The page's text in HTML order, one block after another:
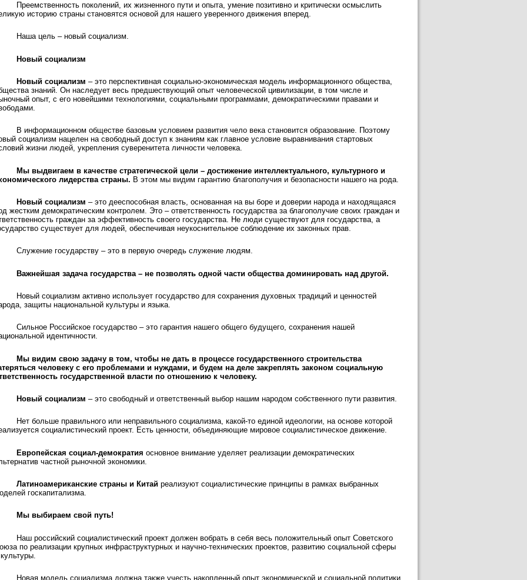
Преемственность поколений, их жизненного пути и опыта, умение позитивно и критически осмыслить
историю страны становятся основой для нашего уверенного движения вперед.
Наша цель – новый социализм.
Новый социализм
Новый социализм – это перспективная социально-экономическая модель информационного общества,
знаний. Он наследует весь предшествующий опыт человеческой цивилизации, в том числе и
опыт, с его новейшими технологиями, социальными программами, демократическими правами и
В информационном обществе базовым условием развития чело века становится образование. Поэтому
социализм нацелен на свободный доступ к знаниям как главное условие выравнивания стартовых
жизни людей, укрепления суверенитета личности человека.
Мы выдвигаем в качестве стратегической цели – достижение интеллектуального, культурного и
лидерства страны. В этом мы видим гарантию благополучия и безопасности нашего на рода.
Новый социализм – это дееспособная власть, основанная на вы боре и доверии народа и находящаяся
жестким демократическим контролем. Это – ответственность государства за благополучие своих граждан и
граждан за эффективность своего государства. Не люди существуют для государства, а
существует для людей, обеспечивая неукоснительное соблюдение их законных прав.
Служение государству – это в первую очередь служение людям.
Важнейшая задача государства – не позволять одной части общества доминировать над другой.
Новый социализм активно использует государство для сохранения духовных традиций и ценностей
защиты национальной культуры и языка.
Сильное Российское государство – это гарантия нашего общего будущего, сохранения нашей
идентичности.
Мы видим свою задачу в том, чтобы не дать в процессе государственного строительства
человеку с его проблемами и нуждами, и будем на деле закреплять законом социальную
государственной власти по отношению к человеку.
Новый социализм – это свободный и ответственный выбор нашим народом собственного пути развития.
Нет больше правильного или неправильного социализма, какой-то единой идеологии, на основе которой
социалистический проект. Есть ценности, объединяющие мировое социалистическое движение.
Европейская социал-демократия основное внимание уделяет реализации демократических
частной рыночной экономики.
Латиноамериканские страны и Китай реализуют социалистические принципы в рамках выбранных
госкапитализма.
Мы выбираем свой путь!
Наш российский социалистический проект должен вобрать в себя весь положительный опыт Советского
по реализации крупных инфраструктурных и научно-технических проектов, развитию социальной сферы
Новая модель социализма должна также учесть накопленный опыт экономической и социальной политики